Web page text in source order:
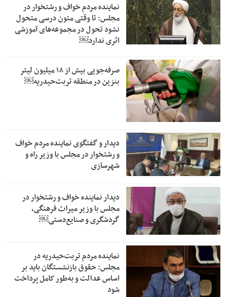
نماینده مردم خواف و رشتخوار در
مجلس: تا وقتی متون درسی متحول
نشود تحول در مجموعه‌های آموزشی
اثری ندارد￼
صرفه‌جویی بیش از ۱۸ میلیون لیتر
بنزین در منطقه تربت‌حیدریه￼
دیدار و گفتگوی نماینده مردم خواف
و رشتخوار در مجلس با وزیر راه و
شهرسازی
دیدار نماینده خواف و رشتخوار در
مجلس با وزیر میراث فرهنگی،
گردشگری و صنایع‌دستی￼
نماینده مردم تربت‌حیدریه در
مجلس: حقوق بازنشستگان باید بر
اساس عدالت و به‌طور کامل پرداخت
شود